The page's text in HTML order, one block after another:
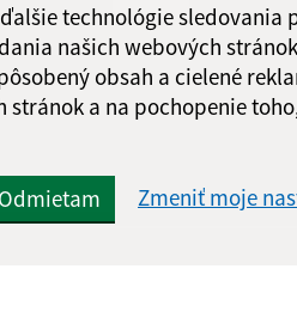
technológie sledovania
našich webových
obsah a cielené
stránok a na pochopenie
Odmietam Zmeniť moje
reCaptcha Response
Odoslať správu